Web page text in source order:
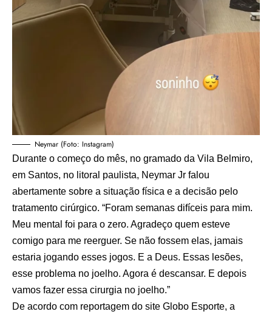
Neymar (Foto: Instagram)
Durante o começo do mês, no gramado da Vila Belmiro,
em Santos, no litoral paulista, Neymar Jr falou
abertamente sobre a situação física e a decisão pelo
tratamento cirúrgico. “Foram semanas difíceis para mim.
Meu mental foi para o zero. Agradeço quem esteve
comigo para me reerguer. Se não fossem elas, jamais
estaria jogando esses jogos. E a Deus. Essas lesões,
esse problema no joelho. Agora é descansar. E depois
vamos fazer essa cirurgia no joelho.”
De acordo com reportagem do site Globo Esporte, a